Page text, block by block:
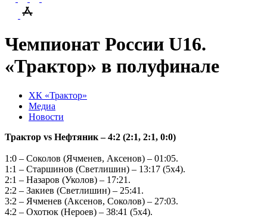
Чемпионат России U16.
«Трактор» в полуфинале
ХК «Трактор»
Медиа
Новости
Трактор vs Нефтяник – 4:2 (2:1, 2:1, 0:0)
1:0 – Соколов (Ячменев, Аксенов) – 01:05.
1:1 – Старшинов (Светлишин) – 13:17 (5х4).
2:1 – Назаров (Уколов) – 17:21.
2:2 – Закиев (Светлишин) – 25:41.
3:2 – Ячменев (Аксенов, Соколов) – 27:03.
4:2 – Охотюк (Нероев) – 38:41 (5х4).